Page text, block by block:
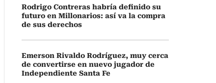
Rodrigo Contreras habría definido su
futuro en Millonarios: así va la compra
de sus derechos
Emerson Rivaldo Rodríguez, muy cerca
de convertirse en nuevo jugador de
Independiente Santa Fe